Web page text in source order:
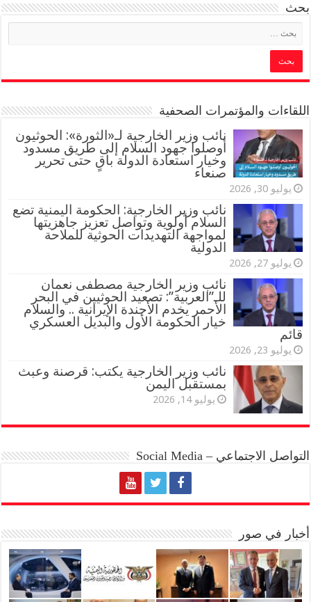
بحث
اللقاءات والمؤتمرات الصحفية
‏نائب وزير الخارجية لـ«الثورة»: الحوثيون
أوصلوا جهود السلام إلى طريق مسدود
وخيار استعادة الدولة باقٍ حتى تحرير
صنعاء
يوليو 30, 2026
نائب وزير الخارجية: الحكومة اليمنية تضع
السلام أولوية وتواصل تعزيز جاهزيتها
لمواجهة التهديدات الحوثية للملاحة
الدولية
يوليو 27, 2026
نائب وزير الخارجية مصطفى نعمان
للـ”العربية”: تصعيد الحوثيين في البحر
الأحمر يخدم الأجندة الإيرانية .. والسلام
خيار الحكومة الأول والبديل العسكري
قائم
يوليو 23, 2026
نائب وزير الخارجية يكتب: قرصنة وعبث
بمستقبل اليمن
يوليو 14, 2026
التواصل الاجتماعي – Social Media
أخبار في صور